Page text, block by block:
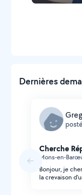
Dernières
Cherche
Mons-en-
Bonjour, je
la crevaison